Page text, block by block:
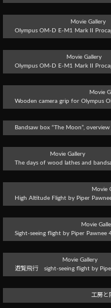
Movie Gallery
Olympus OM-D E-M1 Mark II
Movie Gallery
Olympus OM-D E-M1 Mark II
Movie
Wooden camera grip for Olympus
Bandsaw box “The Moon”,
Movie Gallery
The days of wood lathes and
Movie
High Altitude Flight by Piper
Movie
Sight-seeing flight by Piper
Movie Gallery
遊覧飛行 sight-seeing flight by
工房と